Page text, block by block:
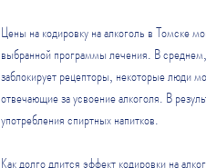
Цены на кодировку на алкоголь в Томске
выбранной программы лечения. В
заблокирует рецепторы, некоторые люди
отвечающие за усвоение алкоголя. В
употребления спиртных напитков.
Как долго длится эффект кодировки на